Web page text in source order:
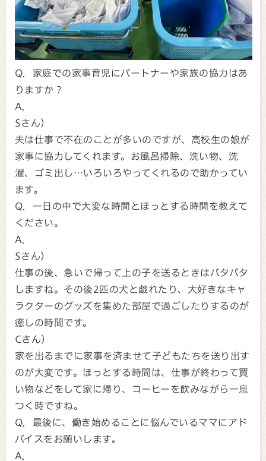
Q．家庭での家事育児にパートナーや家族の協力はあ
りますか？
A．
Sさん）
夫は仕事で不在のことが多いのですが、高校生の娘が
家事に協力してくれます。お風呂掃除、洗い物、洗
濯、ゴミ出し…いろいろやってくれるので助かってい
ます。
Q．一日の中で大変な時間とほっとする時間を教えて
ください。
A．
Sさん）
仕事の後、急いで帰って上の子を送るときはバタバタ
しますね。その後2匹の犬と戯れたり、大好きなキャ
ラクターのグッズを集めた部屋で過ごしたりするのが
癒しの時間です。
Cさん）
家を出るまでに家事を済ませて子どもたちを送り出す
のが大変です。ほっとする時間は、仕事が終わって買
い物などをして家に帰り、コーヒーを飲みながら一息
つく時ですね。
Q．最後に、働き始めることに悩んでいるママにアド
バイスをお願いします。
A．